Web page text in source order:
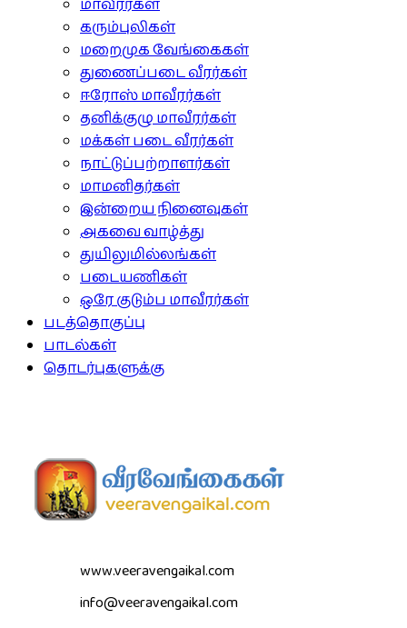
மாவீரர்கள்
கரும்புலிகள்
மறைமுக வேங்கைகள்
துணைப்படை வீரர்கள்
ஈரோஸ் மாவீரர்கள்
தனிக்குழு மாவீரர்கள்
மக்கள் படை வீரர்கள்
நாட்டுப்பற்றாளர்கள்
மாமனிதர்கள்
இன்றைய நினைவுகள்
அகவை வாழ்த்து
துயிலுமில்லங்கள்
படையணிகள்
ஒரே குடும்ப மாவீரர்கள்
படத்தொகுப்பு
பாடல்கள்
தொடர்புகளுக்கு
www.veeravengaikal.com
info@veeravengaikal.com